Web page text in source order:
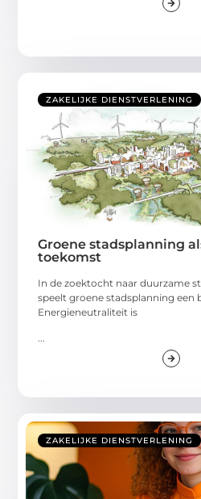
ZAKELIJKE DIENSTVERLENING
Groene stadsplanning
toekomst
In de zoektocht naar duurzame
speelt groene stadsplanning een
Energieneutraliteit is
...
ZAKELIJKE DIENSTVERLENING